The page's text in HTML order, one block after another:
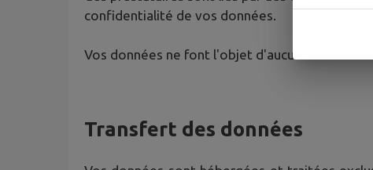
confidentialité de vos données.
Vos données ne font l'objet d'aucune cession
Transfert des données